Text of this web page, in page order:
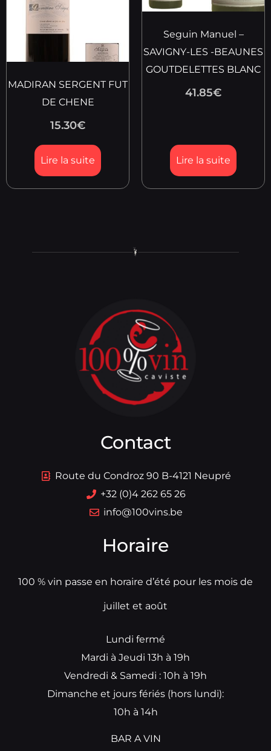
MADIRAN SERGENT FUT
DE CHENE
15.30€
Lire la suite
Seguin Manuel –
SAVIGNY-LES -BEAUNES
GOUTDELETTES BLANC
41.85€
Lire la suite
Contact
Route du Condroz 90 B-4121 Neupré
+32 (0)4 262 65 26
info@100vins.be
Horaire
100 % vin passe en horaire d’été pour les mois de
juillet et août
Lundi fermé
Mardi à Jeudi 13h à 19h
Vendredi & Samedi : 10h à 19h
Dimanche et jours fériés (hors lundi):
10h à 14h
BAR A VIN